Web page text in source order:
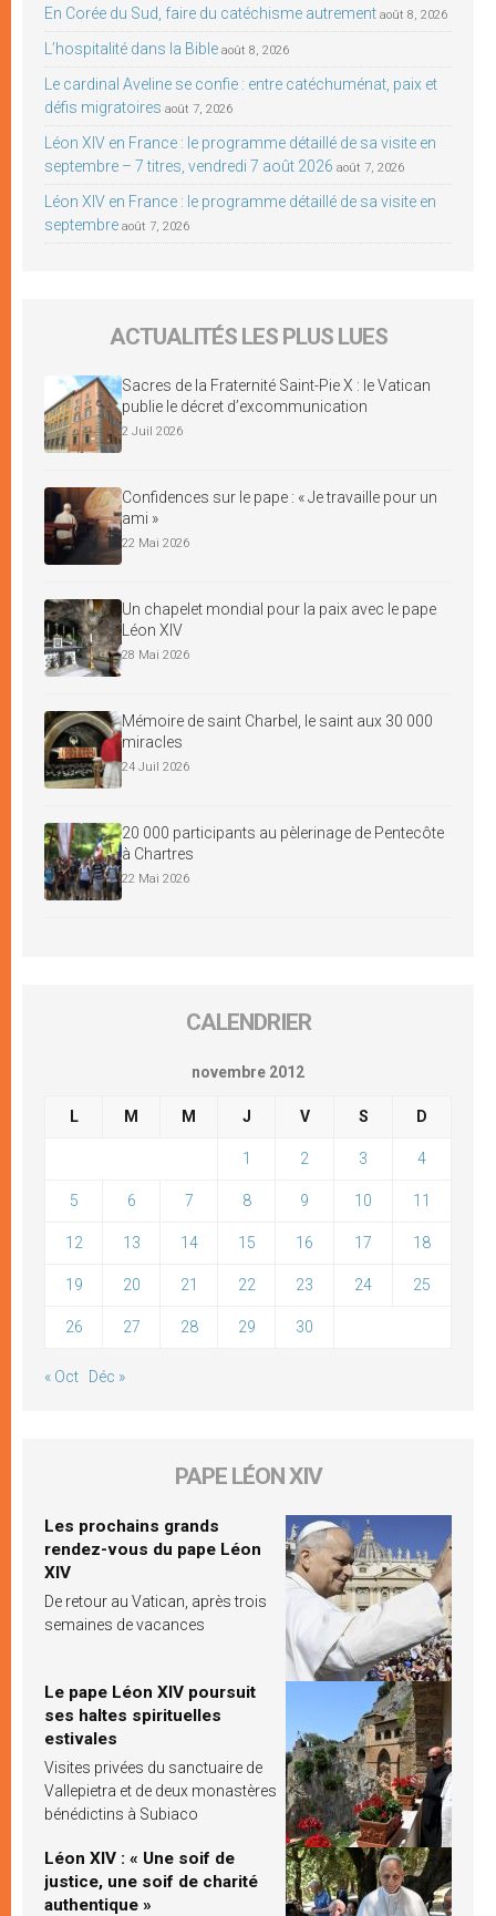
En Corée du Sud, faire du catéchisme autrement août 8, 2026
L’hospitalité dans la Bible août 8, 2026
Le cardinal Aveline se confie : entre catéchuménat, paix et
défis migratoires août 7, 2026
Léon XIV en France : le programme détaillé de sa visite en
septembre – 7 titres, vendredi 7 août 2026 août 7, 2026
Léon XIV en France : le programme détaillé de sa visite en
septembre août 7, 2026
ACTUALITÉS LES PLUS LUES
Sacres de la Fraternité Saint-Pie X : le Vatican
publie le décret d’excommunication
2 Juil 2026
Confidences sur le pape : « Je travaille pour un
ami »
22 Mai 2026
Un chapelet mondial pour la paix avec le pape
Léon XIV
28 Mai 2026
Mémoire de saint Charbel, le saint aux 30 000
miracles
24 Juil 2026
20 000 participants au pèlerinage de Pentecôte
à Chartres
22 Mai 2026
CALENDRIER
novembre 2012
L M M J V S D
1 2 3 4
5 6 7 8 9 10 11
12 13 14 15 16 17 18
19 20 21 22 23 24 25
26 27 28 29 30
« Oct Déc »
PAPE LÉON XIV
Les prochains grands
rendez-vous du pape Léon
XIV
De retour au Vatican, après trois
semaines de vacances
Le pape Léon XIV poursuit
ses haltes spirituelles
estivales
Visites privées du sanctuaire de
Vallepietra et de deux monastères
bénédictins à Subiaco
Léon XIV : « Une soif de
justice, une soif de charité
authentique »